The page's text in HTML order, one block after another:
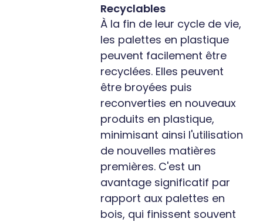
Recyclables
À la fin de leur cycle de vie,
les palettes en plastique
peuvent facilement être
recyclées. Elles peuvent
être broyées puis
reconverties en nouveaux
produits en plastique,
minimisant ainsi l'utilisation
de nouvelles matières
premières. C'est un
avantage significatif par
rapport aux palettes en
bois, qui finissent souvent